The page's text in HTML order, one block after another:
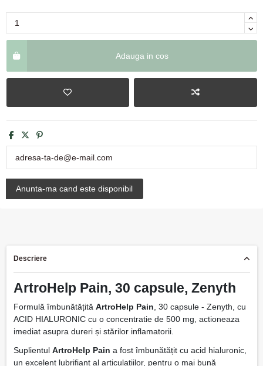
Adauga in cos
Descriere
ArtroHelp Pain, 30 capsule, Zenyth
Formulă îmbunătățită ArtroHelp Pain , 30 capsule - Zenyth, cu
ACID HIALURONIC cu o concentratie de 500 mg, actioneaza
imediat asupra dureri și stărilor inflamatorii.
Suplientul ArtroHelp Pain a fost îmbunătățit cu acid hialuronic,
un excelent lubrifiant al articulațiilor, pentru o mai bună